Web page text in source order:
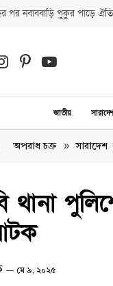
পর নবাববাড়ি পুকুর পাড়ে
Instagram
PinterestYouTube
জাতীয় সারাদেশ
অপরাধ চক্র » সারাদেশ
থানা
মে ৯, ২০২৫